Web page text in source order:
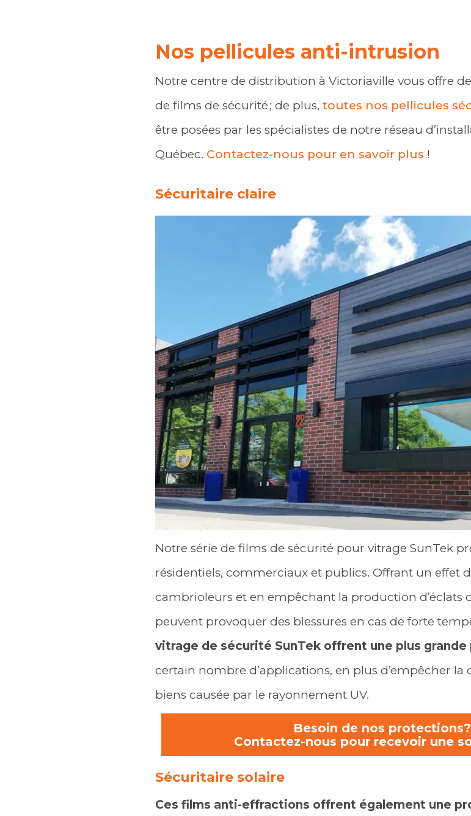
Nos pellicules anti-intrusion
Notre centre de distribution à Victoriaville vous offre
de films de sécurité ; de plus, toutes nos pellicules
être posées par les spécialistes de notre réseau
Québec. Contactez-nous pour en savoir plus !
Sécuritaire claire
Notre série de films de sécurité pour vitrage SunTek
résidentiels, commerciaux et publics. Offrant un effet
cambrioleurs et en empêchant la production d’éclats
peuvent provoquer des blessures en cas de forte
vitrage de sécurité SunTek offrent une plus
certain nombre d’applications, en plus d’empêcher la
biens causée par le rayonnement UV.
Besoin de nos protections?
Contactez-nous pour recevoir une
Sécuritaire solaire
Ces films anti-effractions offrent également une